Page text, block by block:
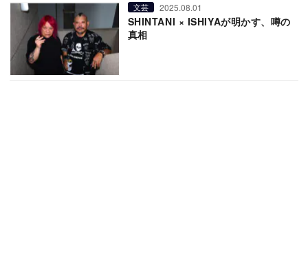
文芸 2025.08.01
SHINTANI × ISHIYAが明かす、噂の
真相